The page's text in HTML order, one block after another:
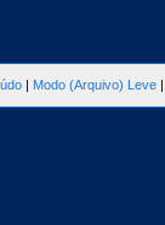
| Modo (Arquivo) Leve